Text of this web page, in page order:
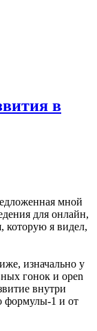
в
мной
для онлайн,
которую я видел,
изначально у
гонок и open
внутри
формулы-1 и от